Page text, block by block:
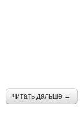
читать дальше →